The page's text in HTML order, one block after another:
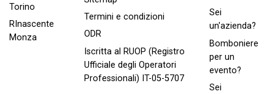
Torino
RInascente
Monza
Termini e condizioni
ODR
Iscritta al RUOP (Registro
Ufficiale degli Operatori
Professionali) IT-05-5707
Sei
un'azienda?
Bomboniere
per un
evento?
Sei